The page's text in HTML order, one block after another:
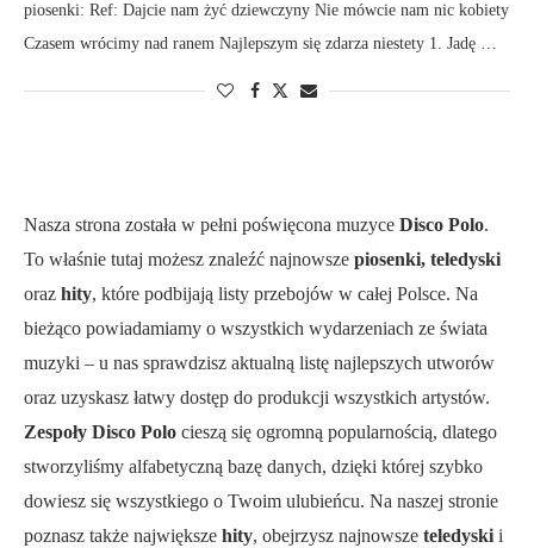
piosenki: Ref: Dajcie nam żyć dziewczyny Nie mówcie nam nic kobiety
Czasem wrócimy nad ranem Najlepszym się zdarza niestety 1. Jadę …
Nasza strona została w pełni poświęcona muzyce Disco Polo.
To właśnie tutaj możesz znaleźć najnowsze piosenki, teledyski
oraz hity, które podbijają listy przebojów w całej Polsce. Na
bieżąco powiadamiamy o wszystkich wydarzeniach ze świata
muzyki – u nas sprawdzisz aktualną listę najlepszych utworów
oraz uzyskasz łatwy dostęp do produkcji wszystkich artystów.
Zespoły Disco Polo cieszą się ogromną popularnością, dlatego
stworzyliśmy alfabetyczną bazę danych, dzięki której szybko
dowiesz się wszystkiego o Twoim ulubieńcu. Na naszej stronie
poznasz także największe hity, obejrzysz najnowsze teledyskii